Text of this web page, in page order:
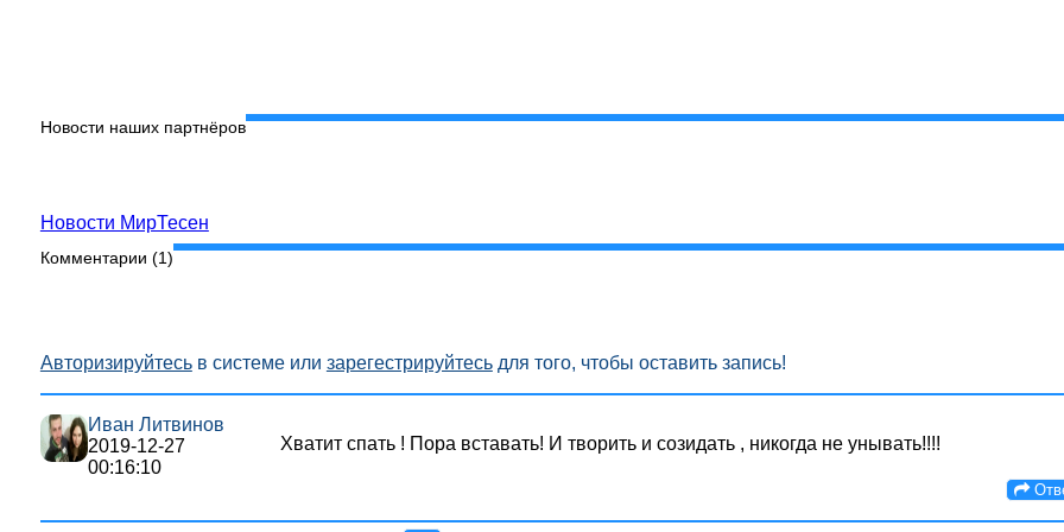
Новости наших партнёров
Новости МирТесен
Комментарии (1)
Авторизируйтесьв системе или зарегестрируйтесьдля того, чтобы оставить запись!
Иван Литвинов
2019-12-27
00:16:10
Хватит спать ! Пора вставать! И творить и созидать , никогда не унывать!!!!